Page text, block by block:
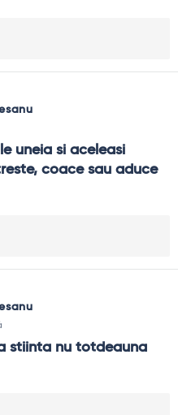
uneia si aceleasi
coace sau aduce
stiinta nu totdeauna